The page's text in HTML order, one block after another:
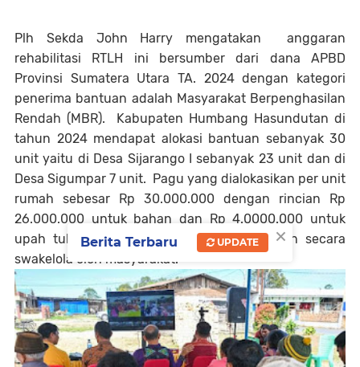
Plh Sekda John Harry mengatakan anggaran
rehabilitasi RTLH ini bersumber dari dana APBD
Provinsi Sumatera Utara TA. 2024 dengan kategori
penerima bantuan adalah Masyarakat Berpenghasilan
Rendah (MBR). Kabupaten Humbang Hasundutan di
tahun 2024 mendapat alokasi bantuan sebanyak 30
unit yaitu di Desa Sijarango I sebanyak 23 unit dan di
Desa Sigumpar 7 unit. Pagu yang dialokasikan per unit
rumah sebesar Rp 30.000.000 dengan rincian Rp
26.000.000 untuk bahan dan Rp 4.0000.000 untuk
upah tukang dipotong pajak dan dikerjakan secara
swakelola oleh masyarakat.
×
Berita Terbaru UPDATE